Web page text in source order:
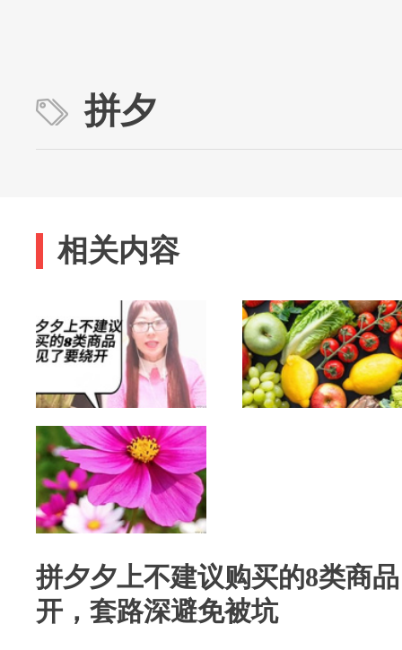
拼夕
相关内容
拼夕夕上不建议购买的8类商
开，套路深避免被坑